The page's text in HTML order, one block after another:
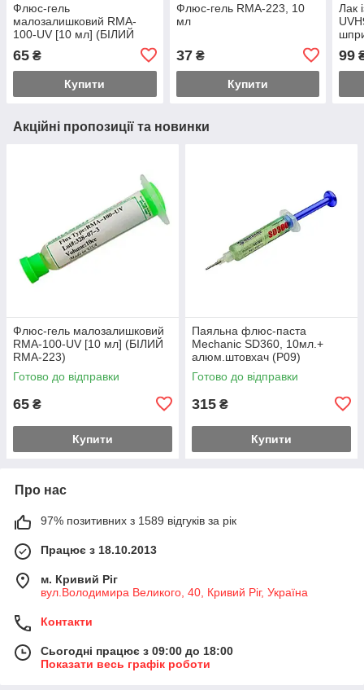
Флюс-гель
малозалишковий RMA-
100-UV [10 мл] (БІЛИЙ
65 ₴
Купити
Флюс-гель RMA-223, 10
мл
37₴
Купити
Лак
99
Акційні пропозиції та новинки
Флюс-гель малозалишковий
RMA-100-UV [10 мл] (БІЛИЙ
RMA-223)
Готово до відправки
65 ₴
Купити
Паяльна флюс-паста
Mechanic SD360, 10мл.+
алюм.штовхач (Р09)
Готово до відправки
315 ₴
Купити
Про нас
97% позитивних з 1589 відгуків за рік
Працює з 18.10.2013
м. Кривий Ріг
вул.Володимира Великого, 40, Кривий Ріг, Україна
Контакти
Сьогодні працює з 09:00 до 18:00
Показати весь графік роботи